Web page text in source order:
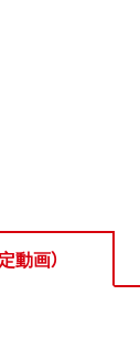
動画）